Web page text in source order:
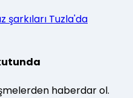
şarkıları Tuzla'da
haberdar ol.